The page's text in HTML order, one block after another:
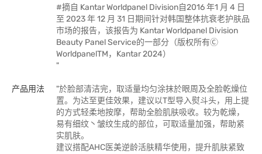
#摘自 Kantar Worldpanel Division自2016 年1 月 4 日
至 2023 年 12 月 31 日期间针对韩国整体抗衰老护肤品
市场的报告，该报告为 Kantar Worldpanel Division
Beauty Panel Service的一部分（版权所有Ⓒ
WorldpanelTM，Kantar 2024）
"
产品用法
"於脸部清洁完，取适量均匀涂抹於眼周及全脸乾燥位
置。为达至更佳效果，建议以T型导入熨斗头，用上提
的方式轻柔地按摩，帮助全脸肌肤吸收。较为乾燥，
易有细纹丶皱纹生成的部位，可取适量加强，帮助紧
实肌肤。
建议搭配AHC医美逆龄活肤精华使用，提升肌肤紧致